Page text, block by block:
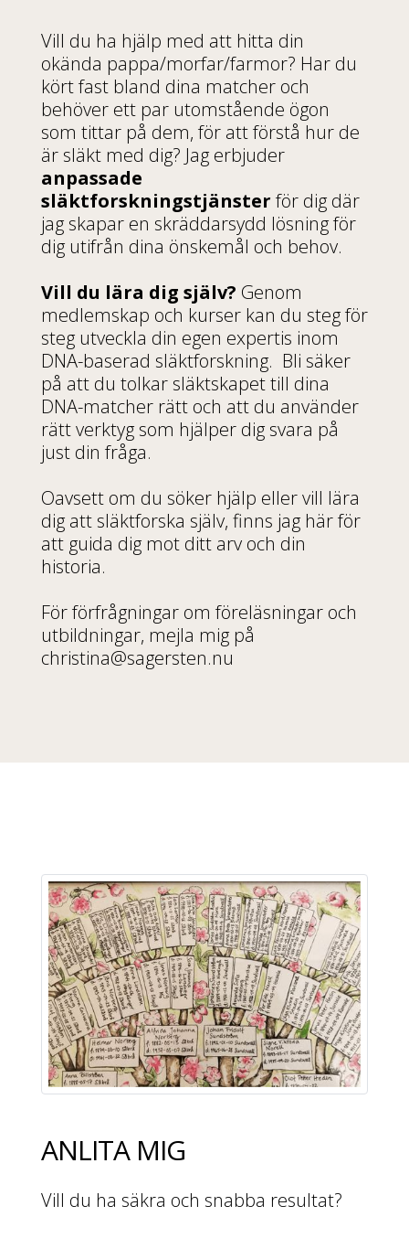
Vill du ha hjälp med att hitta din
okända pappa/morfar/farmor? Har du
kört fast bland dina matcher och
behöver ett par utomstående ögon
som tittar på dem, för att förstå hur de
är släkt med dig? Jag erbjuder
anpassade
släktforskningstjänster för dig där
jag skapar en skräddarsydd lösning för
dig utifrån dina önskemål och behov.
Vill du lära dig själv? Genom
medlemskap och kurser kan du steg för
steg utveckla din egen expertis inom
DNA-baserad släktforskning. Bli säker
på att du tolkar släktskapet till dina
DNA-matcher rätt och att du använder
rätt verktyg som hjälper dig svara på
just din fråga.
Oavsett om du söker hjälp eller vill lära
dig att släktforska själv, finns jag här för
att guida dig mot ditt arv och din
historia.
För förfrågningar om föreläsningar och
utbildningar, mejla mig på
christina@sagersten.nu
ANLITA MIG
Vill du ha säkra och snabba resultat?